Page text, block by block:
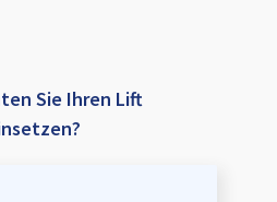
Sie Ihren Lift